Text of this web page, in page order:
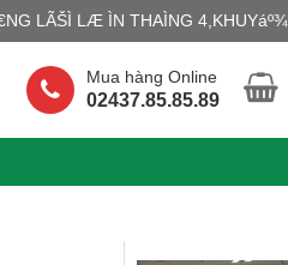
LÃŠÌ LÆ ÌN THAÌNG
Mua hàng Online
02437.85.85.89